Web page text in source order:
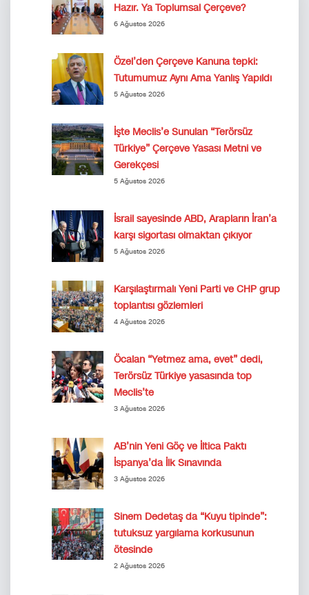
Hazır. Ya Toplumsal Çerçeve?
6 Ağustos 2026
Özel’den Çerçeve Kanuna tepki:
Tutumumuz Aynı Ama Yanlış Yapıldı
5 Ağustos 2026
İşte Meclis’e Sunulan “Terörsüz
Türkiye” Çerçeve Yasası Metni ve
Gerekçesi
5 Ağustos 2026
İsrail sayesinde ABD, Arapların İran’a
karşı sigortası olmaktan çıkıyor
5 Ağustos 2026
Karşılaştırmalı Yeni Parti ve CHP grup
toplantısı gözlemleri
4 Ağustos 2026
Öcalan “Yetmez ama, evet” dedi,
Terörsüz Türkiye yasasında top
Meclis’te
3 Ağustos 2026
AB’nin Yeni Göç ve İltica Paktı
İspanya’da İlk Sınavında
3 Ağustos 2026
Sinem Dedetaş da “Kuyu tipinde”:
tutuksuz yargılama korkusunun
ötesinde
2 Ağustos 2026